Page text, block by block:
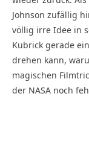
Johnson zufällig
völlig irre Idee in
Kubrick gerade
drehen kann,
magischen
der NASA noch